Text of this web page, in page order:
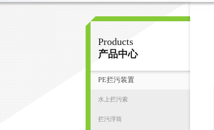
宁波君益塑业有限公司
Products
产品中心
PE拦污装置
水上拦污索
拦污浮筒